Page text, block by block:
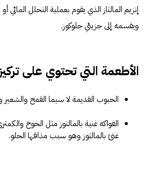
إنزيم المالتاز الذي يقوم بعملية التحلل المائي
ويقسمه إلى جزيئي جلوكوز.
الأطعمة التي تحتوي على
الحبوب القديمة لا سيما القمح والشعير
الفواكه غنية بالمالتوز مثل الخوخ
غنىً بالمالتوز وهو سبب مذاقها الحلو.